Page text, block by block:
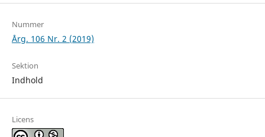
Nummer
Årg. 106 Nr. 2 (2019)
Sektion
Indhold
Licens